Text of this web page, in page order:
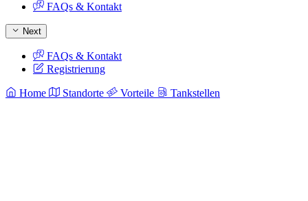
FAQs & Kontakt
Next
FAQs & Kontakt
Registrierung
Home Standorte Vorteile Tankstellen